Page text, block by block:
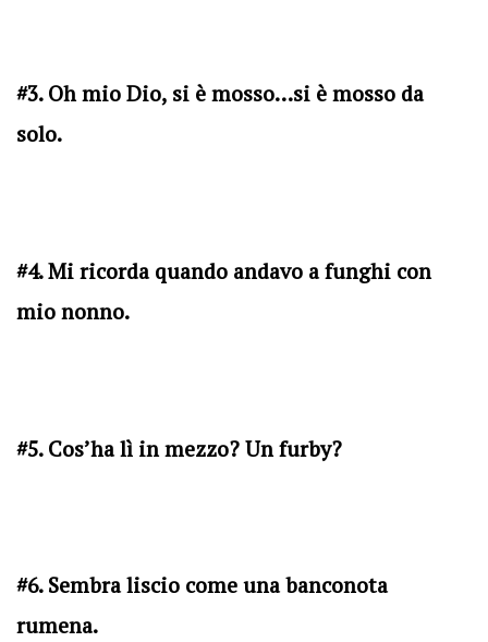
#3. Oh mio Dio, si è mosso…si è mosso da
solo.
#4. Mi ricorda quando andavo a funghi con
mio nonno.
#5. Cos’ha lì in mezzo? Un furby?
#6. Sembra liscio come una banconota
rumena.